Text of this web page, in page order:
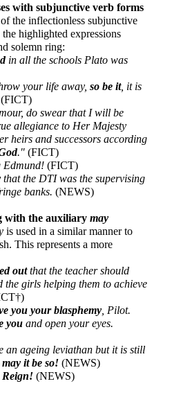
with subjunctive verb forms
the inflectionless subjunctive
highlighted expressions
solemn ring:
in all the schools Plato was
your life away, so be it, it is
(FICT)
do swear that I will be
allegiance to Her Majesty
heirs and successors according
." (FICT)
Edmund! (FICT)
that the DTI was the supervising
banks. (NEWS)
with the auxiliary may
is used in a similar manner to
This represents a more
outthat the teacher should
the girls helping them to achieve
you your blasphemy , Pilot.
you and open your eyes.
an ageing leviathan but it is still
it be so! (NEWS)
Reign! (NEWS)